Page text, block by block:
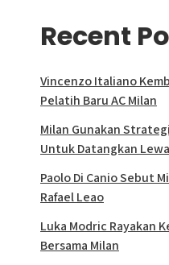
Recent
Vincenzo Italiano
Pelatih Baru AC Milan
Milan Gunakan
Untuk Datangkan
Paolo Di Canio Sebut
Rafael Leao
Luka Modric Rayakan
Bersama Milan